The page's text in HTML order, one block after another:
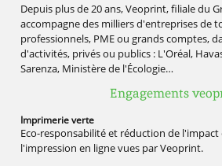
Depuis plus de 20 ans, Veoprint, filiale du
accompagne des milliers d'entreprises de
professionnels, PME ou grands comptes,
d'activités, privés ou publics : L'Oréal,
Sarenza, Ministère de l'Écologie…
Engagements
Imprimerieverte
Eco-responsabilité et réduction de l'impact
l'impression en ligne vues par Veoprint.